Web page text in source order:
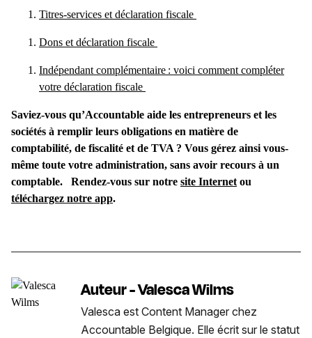
Titres-services et déclaration fiscale
Dons et déclaration fiscale
Indépendant complémentaire : voici comment compléter
votre déclaration fiscale
Saviez-vous qu’Accountable aide les entrepreneurs et les
sociétés à remplir leurs obligations en matière de
comptabilité, de fiscalité et de TVA ? Vous gérez ainsi vous-
même toute votre administration, sans avoir recours à un
comptable.
Rendez-vous sur notre site Internetou
téléchargez notre app.
Auteur - Valesca Wilms
Valesca est Content Manager chez
Accountable Belgique. Elle écrit sur le statut